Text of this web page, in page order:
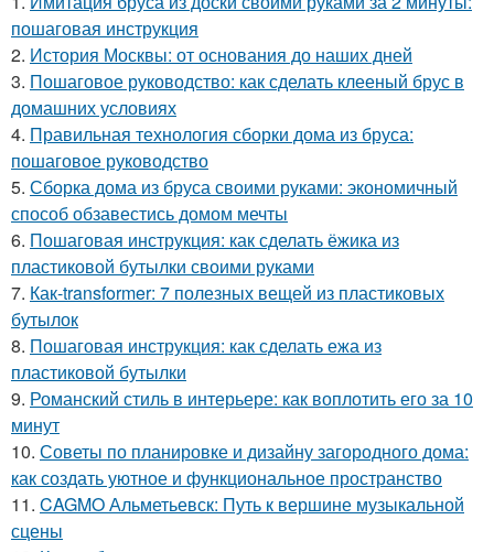
пошаговая инструкция
2. История Москвы: от основания до наших дней
3. Пошаговое руководство: как сделать клееный брус в
домашних условиях
4. Правильная технология сборки дома из бруса:
пошаговое руководство
5. Сборка дома из бруса своими руками: экономичный
способ обзавестись домом мечты
6. Пошаговая инструкция: как сделать ёжика из
пластиковой бутылки своими руками
7. Как-transformer: 7 полезных вещей из пластиковых
бутылок
8. Пошаговая инструкция: как сделать ежа из
пластиковой бутылки
9. Романский стиль в интерьере: как воплотить его за 10
минут
10. Советы по планировке и дизайну загородного дома:
как создать уютное и функциональное пространство
11. CAGMO Альметьевск: Путь к вершине музыкальной
сцены